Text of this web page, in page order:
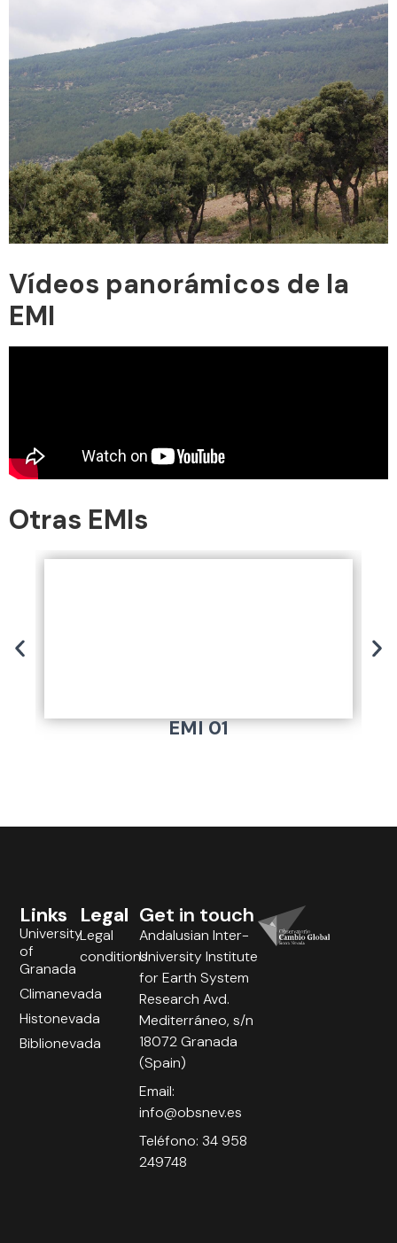
Vídeos panorámicos de la
EMI
Otras EMIs
EMI 01
Legal
Legal
conditions
Links
University
of
Granada
Climanevada
Histonevada
Biblionevada
Get in touch
Andalusian Inter-
University Institute
for Earth System
Research Avd.
Mediterráneo, s/n
18072 Granada
(Spain)
Email:
info@obsnev.es
Teléfono: 34 958
249748